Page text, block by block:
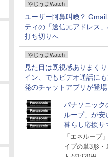
やじうまWatch
ユーザー阿鼻叫喚？
ティの「送信元アドレス
打ち切りへ
やじうまWatch
見た目は既視感ありまく
イン、でもビデオ通話に
発のチャットアプリが登場
パナソニック
ループ」が
暮らし応援サ
日
「エネループ
イプの単3形・